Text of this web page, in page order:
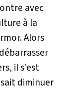
avec
à la
Alors
il s’est
diminuer